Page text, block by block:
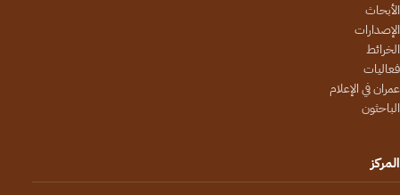
الأبحاث
الإصدارات
الخرائط
فعاليات
عمران في الإعلام
الباحثون
المركز